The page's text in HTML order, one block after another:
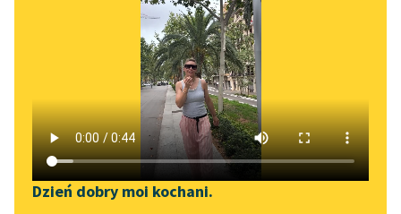
Kolekcje tematyczne
Motywy literackie
Katalog DAISY
Podkasty o książkach
Przekaż 1,5%
Włącz się w prace
redakcyjne
Zgłoś błąd
Zgłoś brak utworu
Dzień dobry moi kochani.
Maria Grossek-Korycka